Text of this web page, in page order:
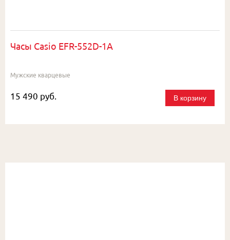
Часы Casio EFR-552D-1A
Мужские кварцевые
15 490 руб. В корзину